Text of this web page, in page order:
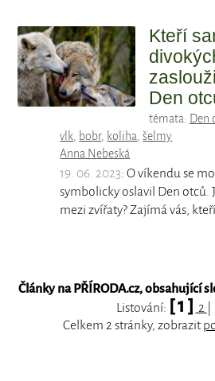
Kteří
Den
témata: Den
vlk, bobr, koliha,šelmy
Anna Nebeská
19. 06. 2023: O víkendu se
symbolicky oslavil Den otců.
mezi zvířaty? Zajímá vás,
Články na PŘÍRODA.cz, obsahující
Listování: [ 1 ] 2
Celkem 2 stránky, zobrazit